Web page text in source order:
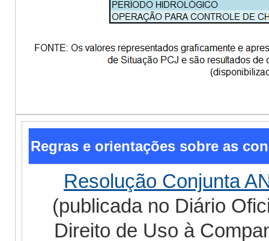
Regras e orientações sobre as
Resolução Conjunta
(publicada no Diário
Direito de Uso à